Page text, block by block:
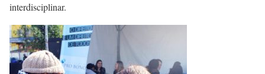
interdisciplinar.